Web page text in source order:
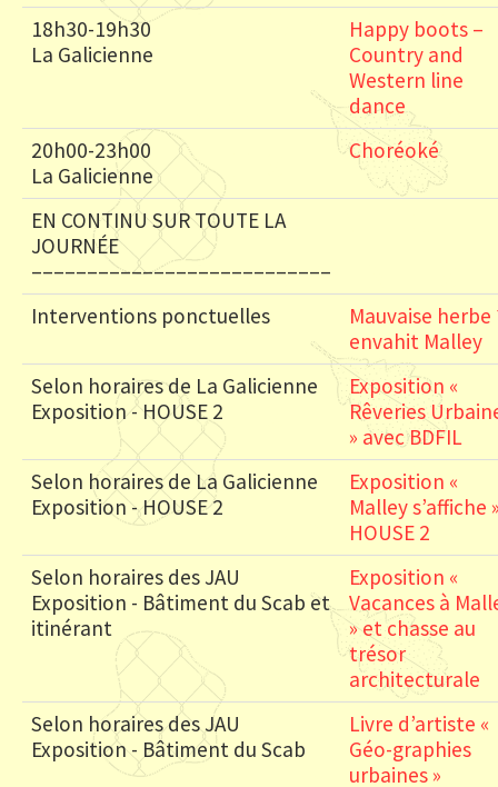
18h30-19h30
La Galicienne
Happy boots –
Country and
Western line
dance
20h00-23h00
La Galicienne
Choréoké
EN CONTINU SUR TOUTE LA
JOURNÉE
–––––––––––––––––––––––––––
Interventions ponctuelles
Mauvaise herbe
envahit Malley
Selon horaires de La Galicienne
Exposition - HOUSE 2
Exposition «
Rêveries
» avec BDFIL
Selon horaires de La Galicienne
Exposition - HOUSE 2
Exposition «
Malley s’affiche
HOUSE 2
Selon horaires des JAU
Exposition - Bâtiment du Scab et
itinérant
Exposition «
Vacances à
» et chasse au
trésor
architecturale
Selon horaires des JAU
Exposition - Bâtiment du Scab
Livre d’artiste «
Géo-graphies
urbaines »